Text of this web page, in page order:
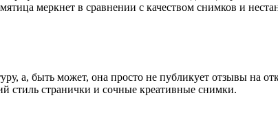
меркнет в сравнении с качеством снимков и
а, быть может, она просто не публикует отзывы на
стиль странички и сочные креативные снимки.